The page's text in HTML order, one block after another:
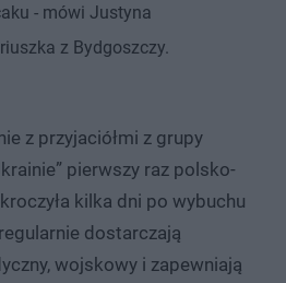
- mówi Justyna
z Bydgoszczy.
z przyjaciółmi z grupy
pierwszy raz polsko-
kilka dni po wybuchu
dostarczają
wojskowy i zapewniają